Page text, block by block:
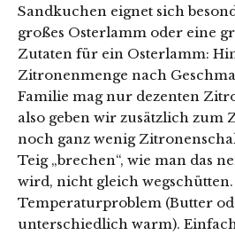
Sandkuchen eignet sich
großes Osterlamm oder eine
Zutaten für ein Osterlamm:
Zitronenmenge nach
Familie mag nur dezenten
also geben wir zusätzlich zum
noch ganz wenig
Teig „brechen“, wie man das
wird, nicht gleich
Temperaturproblem (Butter
unterschiedlich warm).